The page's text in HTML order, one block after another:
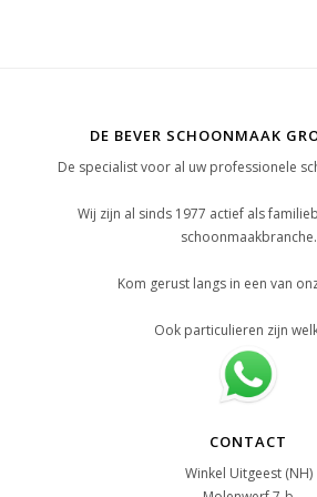
DE BEVER SCHOONMAAK
De specialist voor al uw professionele
Wij zijn al sinds 1977 actief als
schoonmaakbranche.
Kom gerust langs in een van
Ook particulieren zijn
CONTACT
Winkel Uitgeest (NH)